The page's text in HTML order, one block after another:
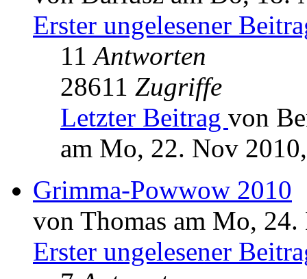
Erster ungelesener
11Antworten
28611 Zugriffe
Letzter Beitrag von
am Mo, 22. Nov
Grimma-Powwow 2010
von Thomas am Mo,
Erster ungelesener